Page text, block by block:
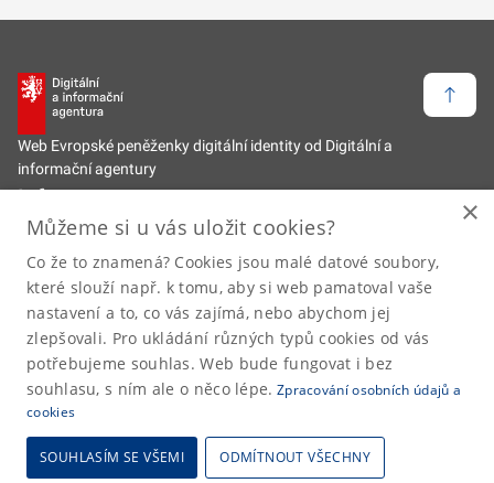
Web Evropské peněženky digitální identity od Digitální a
informační agentury
Informace
Zpět na hlavní web
Odkazy
Prohlášení o přístupnosti
Prohlášení o zpracování osobních údajů
Kontakty
Zpět
2026 © Digitální a informační agentura • Informace jsou poskytovány v
×
Můžeme si u vás uložit cookies?
Co že to znamená? Cookies jsou malé datové soubory,
které slouží např. k tomu, aby si web pamatoval vaše
nastavení a to, co vás zajímá, nebo abychom jej
zlepšovali. Pro ukládání různých typů cookies od vás
potřebujeme souhlas. Web bude fungovat i bez
souhlasu, s ním ale o něco lépe. Zpracování osobních údajů a
cookies
SOUHLASÍM SE VŠEMI ODMÍTNOUT VŠECHNY